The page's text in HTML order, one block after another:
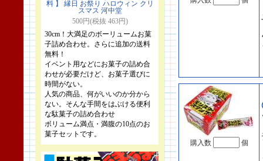
料 】 縁日 お祭り ハロウィン クリ
スマス 河中堂
500円(税抜 463円)
30cm！大満足のボーリュームお菓
子詰め合わせ。さらに追加の送料
無料！
イベント用などにお菓子の詰め合
わせが必要だけど、お菓子選びに
時間がない。
人気の商品、何がいいのか分から
ない。そんな手間をはぶける便利
な駄菓子の詰め合わせ
ボリューム満点・満腹の10点のお
菓子セットです。
購入数 個